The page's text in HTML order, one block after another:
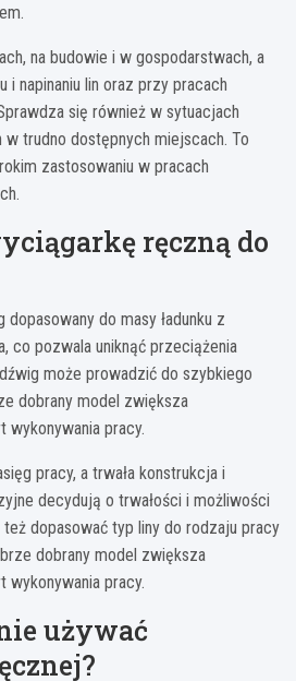
na budowie i w gospodarstwach, a
i napinaniu lin oraz przy pracach
się również w sytuacjach
trudno dostępnych miejscach. To
zastosowaniu w pracach
ręczną do
do masy ładunku z
co pozwala uniknąć przeciążenia
może prowadzić do szybkiego
dobrany model zwiększa
pracy.
pracy, a trwała konstrukcja i
decydują o trwałości i możliwości
dopasować typ liny do rodzaju pracy
dobrany model zwiększa
pracy.
używać